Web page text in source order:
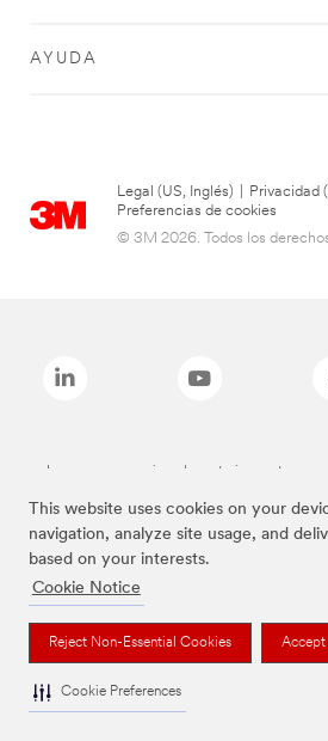
This website uses cookies on your
navigation, analyze site usage, and
based on your interests.
Cookie Notice
Reject Non-Essential Cookies Accept
Cookie Preferences
AYUDA
Legal (US, Inglés) Privacidad
Preferencias de cookies
© 3M 2026. Todos los derechos
Las marcas mencionadas anteriormente son